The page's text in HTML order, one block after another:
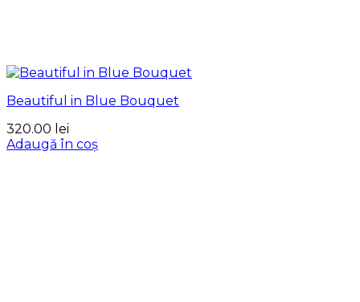
Beautiful in Blue Bouquet
320.00 lei
Adaugă în coș